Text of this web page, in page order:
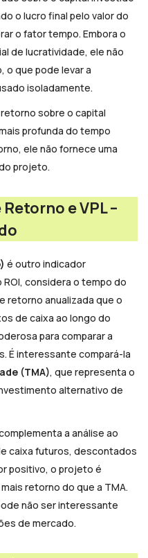
o lucro final pelo valor do
o fator tempo. Embora o
de lucratividade, ele não
o que pode levar a
isoladamente.
sobre o capital
profunda do tempo
ele não fornece uma
projeto.
e VPL –
é outro indicador
considera o tempo do
retorno anualizada que o
de caixa ao longo do
para comparar a
É interessante compará-la
(TMA), que representa o
alternativo de
a análise ao
caixa futuros, descontados
positivo, o projeto é
retorno do que a TMA.
não ser interessante
de mercado.